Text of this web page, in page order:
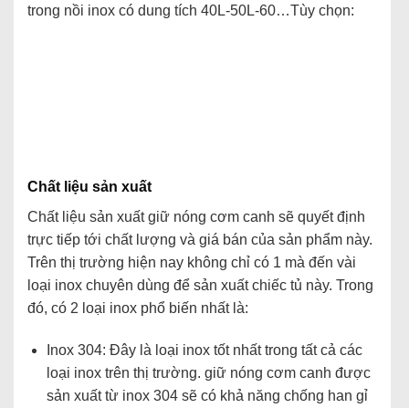
trong nồi inox có dung tích 40L-50L-60…Tùy chọn:
Chất liệu sản xuất
Chất liệu sản xuất giữ nóng cơm canh sẽ quyết định
trực tiếp tới chất lượng và giá bán của sản phẩm này.
Trên thị trường hiện nay không chỉ có 1 mà đến vài
loại inox chuyên dùng để sản xuất chiếc tủ này. Trong
đó, có 2 loại inox phổ biến nhất là:
Inox 304: Đây là loại inox tốt nhất trong tất cả các
loại inox trên thị trường. giữ nóng cơm canh được
sản xuất từ inox 304 sẽ có khả năng chống han gỉ